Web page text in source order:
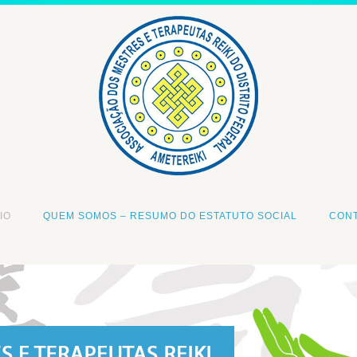
QUEM SOMOS – RESUMO DO ESTATUTO SOCIAL